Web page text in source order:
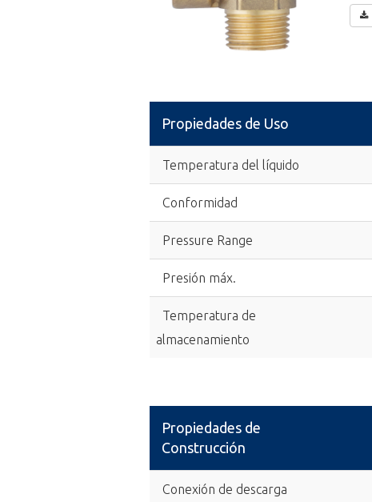
Propiedades de Uso
Temperatura del líquido
Conformidad
Pressure Range
Presión máx.
Temperatura de
almacenamiento
Propiedades de
Construcción
Conexión de descarga